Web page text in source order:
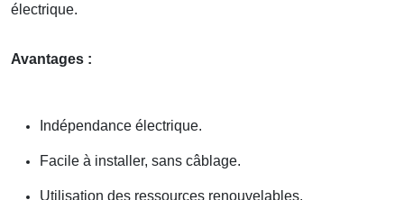
électrique.
Avantages :
Indépendance électrique.
Facile à installer, sans câblage.
Utilisation des ressources renouvelables.